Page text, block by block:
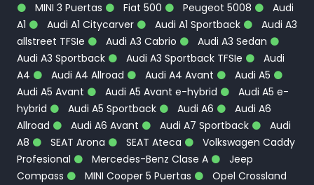
MINI 3 Puertas Fiat 500 Peugeot 5008
Audi
A1
Audi A1 Citycarver Audi A1 Sportback
Audi A3
allstreet TFSIe
Audi A3 Cabrio
Audi A3 Sedan
Audi A3 Sportback
Audi A3 Sportback TFSIe
Audi
A4
Audi A4 Allroad Audi A4 Avant
Audi A5
Audi A5 Avant
Audi A5 Avant e-hybrid
Audi A5 e-
hybrid
Audi A5 Sportback Audi A6
Audi A6
Allroad
Audi A6 Avant Audi A7 Sportback
Audi
A8
SEAT Arona SEAT Ateca
Volkswagen Caddy
Profesional
Mercedes-Benz Clase A
Jeep
Compass
MINI Cooper 5 Puertas
Opel Crossland